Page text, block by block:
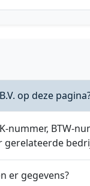
op deze
nummer, BTW-
gerelateerde
er gegevens?